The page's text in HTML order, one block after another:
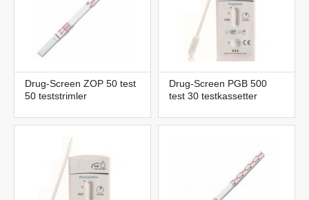
Drug-Screen ZOP 50 test
50 teststrimler
Drug-Screen PGB 500
test 30 testkassetter